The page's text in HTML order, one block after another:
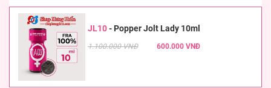
JL10- Popper Jolt Lady 10ml
1.100.000 VNĐ 600.000 VNĐ